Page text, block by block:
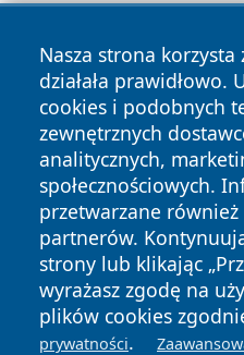
Nasza strona
działała prawidłowo.
cookies i podobnych
zewnętrznych
analitycznych,
społecznościowych.
przetwarzane również
partnerów.
strony lub klikając
wyrażasz zgodę na
plików cookies
prywatności.
Copyright © 2026 irybnik.pl
News Autorzy
Polityka